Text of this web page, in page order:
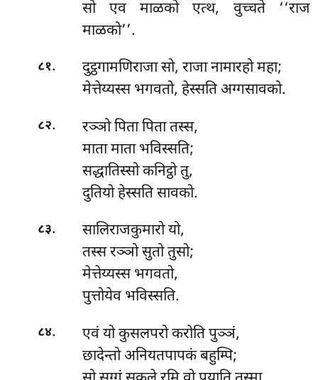
सो एव माळको एत्थ, वुच्चते ‘‘राज
माळको’’.
८१.
दुट्ठगामणिराजा सो, राजा नामारहो महा;
मेत्तेय्यस्स भगवतो, हेस्सति अग्गसावको.
८२.
रञ्ञो पिता पिता तस्स,
माता माता भविस्सति;
सद्धातिस्सो कनिट्ठो तु,
दुतियो हेस्सति सावको.
८३.
सालिराजकुमारो यो,
तस्स रञ्ञो सुतो तुसो;
मेत्तेय्यस्स भगवतो,
पुत्तोयेव भविस्सति.
८४.
एवं यो कुसलपरो करोति पुञ्ञं,
छादेन्तो अनियतपापकं बहुम्पि;